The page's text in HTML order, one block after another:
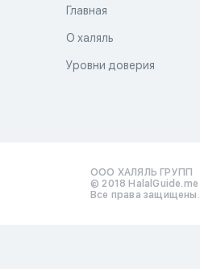
Главная
О халяль
Уровни доверия
ООО ХАЛЯЛЬ ГРУПП
© 2018 HalalGuide.me
Все права защищены.